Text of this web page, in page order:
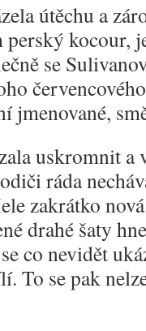
útěchu a
kocour,
se
jmenované,
uskromnit a
ráda
zakrátko
drahé šaty
co nevidět
To se pak